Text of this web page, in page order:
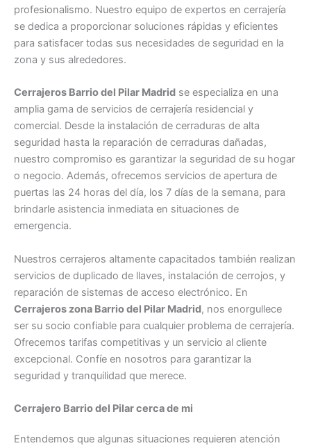
profesionalismo. Nuestro equipo de expertos en cerrajería
se dedica a proporcionar soluciones rápidas y eficientes
para satisfacer todas sus necesidades de seguridad en la
zona y sus alrededores.
Cerrajeros Barrio del Pilar Madrid se especializa en una
amplia gama de servicios de cerrajería residencial y
comercial. Desde la instalación de cerraduras de alta
seguridad hasta la reparación de cerraduras dañadas,
nuestro compromiso es garantizar la seguridad de su hogar
o negocio. Además, ofrecemos servicios de apertura de
puertas las 24 horas del día, los 7 días de la semana, para
brindarle asistencia inmediata en situaciones de
emergencia.
Nuestros cerrajeros altamente capacitados también realizan
servicios de duplicado de llaves, instalación de cerrojos, y
reparación de sistemas de acceso electrónico. En
Cerrajeros zona Barrio del Pilar Madrid, nos enorgullece
ser su socio confiable para cualquier problema de cerrajería.
Ofrecemos tarifas competitivas y un servicio al cliente
excepcional. Confíe en nosotros para garantizar la
seguridad y tranquilidad que merece.
Cerrajero Barrio del Pilar cerca de mi
Entendemos que algunas situaciones requieren atención